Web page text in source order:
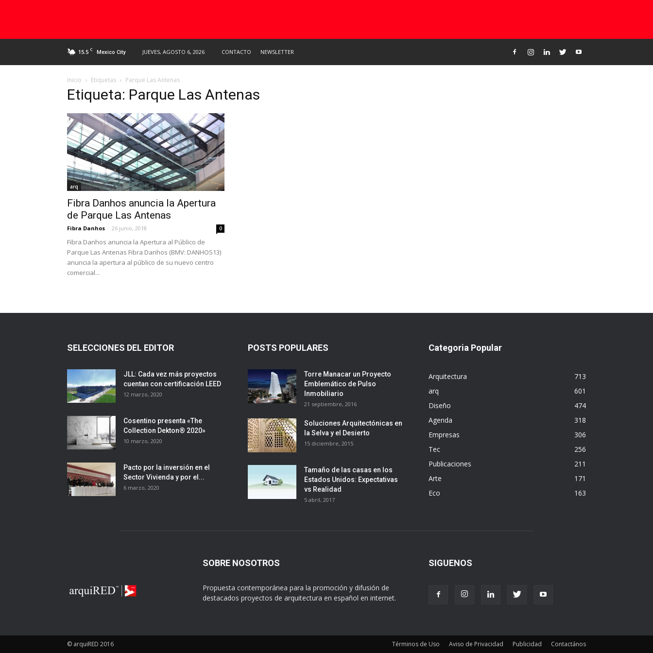
15.5 C Mexico City JUEVES, AGOSTO 6, 2026 CONTACTO NEWSLETTER
Inicio Etiquetas Parque Las Antenas
Etiqueta: Parque Las Antenas
arq
Fibra Danhos anuncia la Apertura
de Parque Las Antenas
Fibra Danhos - 26 junio, 2018 0
Fibra Danhos anuncia la Apertura al Público de
Parque Las Antenas Fibra Danhos (BMV: DANHOS13)
anuncia la apertura al público de su nuevo centro
comercial...
SELECCIONES DEL EDITOR
JLL: Cada vez más proyectos
cuentan con certificación LEED
12 marzo, 2020
Cosentino presenta «The
Collection Dekton® 2020»
10 marzo, 2020
Pacto por la inversión en el
Sector Vivienda y por el...
6 marzo, 2020
POSTS POPULARES
Torre Manacar un Proyecto
Emblemático de Pulso
Inmobiliario
21 septiembre, 2016
Soluciones Arquitectónicas en
la Selva y el Desierto
15 diciembre, 2015
Tamaño de las casas en los
Estados Unidos: Expectativas
vs Realidad
5 abril, 2017
Categoria Popular
Arquitectura
713
arq
601
Diseño
474
Agenda
318
Empresas
306
Tec
256
Publicaciones
211
Arte
171
Eco
163
SOBRE NOSOTROS
Propuesta contemporánea para la promoción y difusión de
destacados proyectos de arquitectura en español en internet.
SIGUENOS
Términos de Uso Aviso de Privacidad Publicidad Contactános
© arquiRED 2016